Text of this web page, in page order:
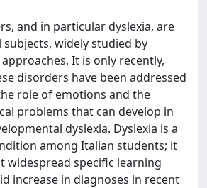
and in particular dyslexia, are
widely studied by
It is only recently,
disorders have been addressed
role of emotions and the
problems that can develop in
dyslexia. Dyslexia is a
among Italian students; it
widespread specific learning
increase in diagnoses in recent